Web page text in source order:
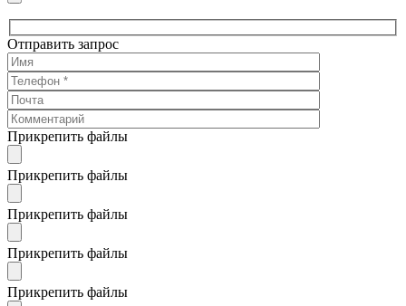
Отправить запрос
Прикрепить файлы
Прикрепить файлы
Прикрепить файлы
Прикрепить файлы
Прикрепить файлы